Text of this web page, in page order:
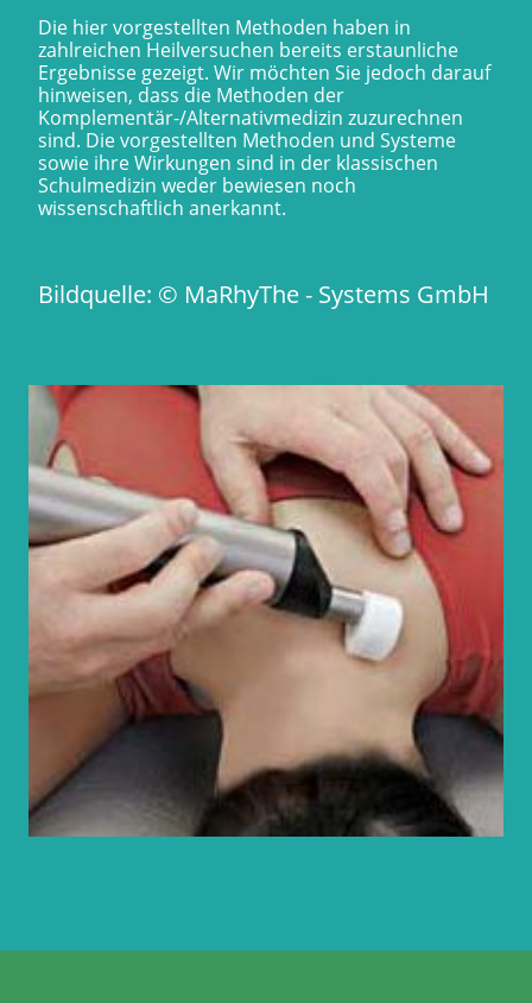
Die hier vorgestellten Methoden haben in
zahlreichen Heilversuchen bereits erstaunliche
Ergebnisse gezeigt. Wir möchten Sie jedoch darauf
hinweisen, dass die Methoden der
Komplementär-/Alternativmedizin zuzurechnen
sind. Die vorgestellten Methoden und Systeme
sowie ihre Wirkungen sind in der klassischen
Schulmedizin weder bewiesen noch
wissenschaftlich anerkannt.
Bildquelle: © MaRhyThe - Systems GmbH